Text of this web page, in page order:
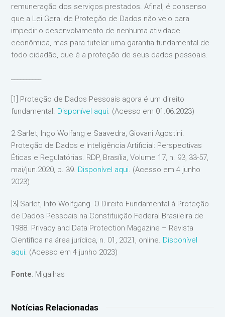
remuneração dos serviços prestados. Afinal, é consenso
que a Lei Geral de Proteção de Dados não veio para
impedir o desenvolvimento de nenhuma atividade
econômica, mas para tutelar uma garantia fundamental de
todo cidadão, que é a proteção de seus dados pessoais.
[1] Proteção de Dados Pessoais agora é um direito
fundamental. Disponível aqui. (Acesso em 01.06.2023)
2 Sarlet, Ingo Wolfang e Saavedra, Giovani Agostini.
Proteção de Dados e Inteligência Artificial: Perspectivas
Éticas e Regulatórias. RDP, Brasília, Volume 17, n. 93, 33-57,
mai/jun.2020, p. 39. Disponível aqui. (Acesso em 4 junho
2023)
[3] Sarlet, Info Wolfgang. O Direito Fundamental à Proteção
de Dados Pessoais na Constituição Federal Brasileira de
1988. Privacy and Data Protection Magazine – Revista
Científica na área jurídica, n. 01, 2021, online. Disponível
aqui. (Acesso em 4 junho 2023)
Fonte: Migalhas
Notícias Relacionadas